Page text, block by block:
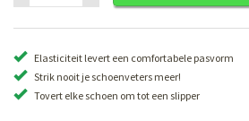
Elasticiteit levert een comfortabele pasvorm
Strik nooit je schoenveters meer!
Tovert elke schoen om tot een slipper